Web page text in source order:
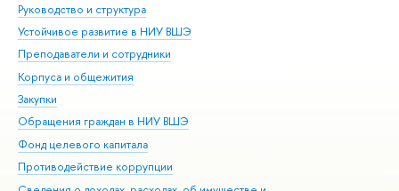
Руководство и структура
Устойчивое развитие в НИУ ВШЭ
Преподаватели и сотрудники
Корпуса и общежития
Закупки
Обращения граждан в НИУ ВШЭ
Фонд целевого капитала
Противодействие коррупции